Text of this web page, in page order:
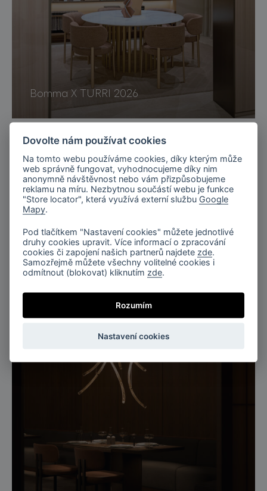
Bomma X TURRI 2026
Světelná spirála, Flare
Dovolte nám používat cookies
Na tomto webu používáme cookies, díky kterým může
web správně fungovat, vyhodnocujeme díky nim
anonymně návštěvnost nebo vám přizpůsobujeme
reklamu na míru. Nezbytnou součástí webu je funkce
"Store locator", která využívá externí službu Google
Mapy
Pod tlačítkem "Nastavení cookies" můžete jednotlivé
druhy cookies upravit. Více informací o zpracování
cookies či zapojení našich partnerů najdete zde
Samozřejmě můžete všechny volitelné cookies i
odmítnout (blokovat) kliknutím zde
Rozumím
Nastavení cookies